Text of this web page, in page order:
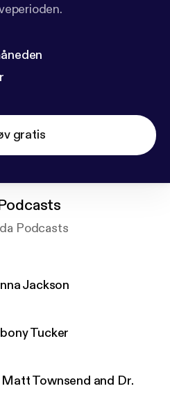
gratis
Podcasts
Jackson
Tucker
Townsend and Dr.